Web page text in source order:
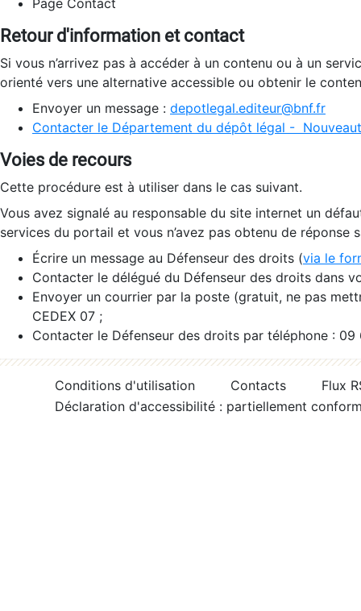
Page Contact
Retour d'information et contact
Si vous n’arrivez pas à accéder à un contenu ou à un
orienté vers une alternative accessible ou obtenir le
Envoyer un message : depotlegal.editeur@bnf.fr
Contacter le Département du dépôt légal -
Voies de recours
Cette procédure est à utiliser dans le cas suivant.
Vous avez signalé au responsable du site internet un
services du portail et vous n’avez pas obtenu de réponse
Écrire un message au Défenseur des droits (via le
Contacter le délégué du Défenseur des droits dans
Envoyer un courrier par la poste (gratuit, ne pas
CEDEX 07 ;
Contacter le Défenseur des droits par téléphone :
Conditions d'utilisation Contacts
Flux
Déclaration d'accessibilité : partiellement